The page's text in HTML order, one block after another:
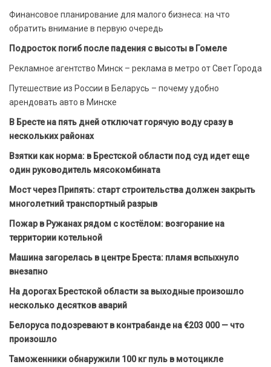
Финансовое планирование для малого бизнеса: на что
обратить внимание в первую очередь
Подросток погиб после падения с высоты в Гомеле
Рекламное агентство Минск – реклама в метро от Свет Города
Путешествие из России в Беларусь – почему удобно
арендовать авто в Минске
В Бресте на пять дней отключат горячую воду сразу в
нескольких районах
Взятки как норма: в Брестской области под суд идет еще
один руководитель мясокомбината
Мост через Припять: старт строительства должен закрыть
многолетний транспортный разрыв
Пожар в Ружанах рядом с костёлом: возгорание на
территории котельной
Машина загорелась в центре Бреста: пламя вспыхнуло
внезапно
На дорогах Брестской области за выходные произошло
несколько десятков аварий
Белоруса подозревают в контрабанде на €203 000 — что
произошло
Таможенники обнаружили 100 кг пуль в мотоцикле